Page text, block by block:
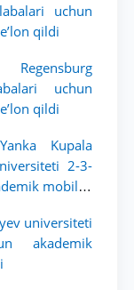
uchun
qildi
uchun
qildi
Kupala
2-3-
mobillik
universiteti
akademik